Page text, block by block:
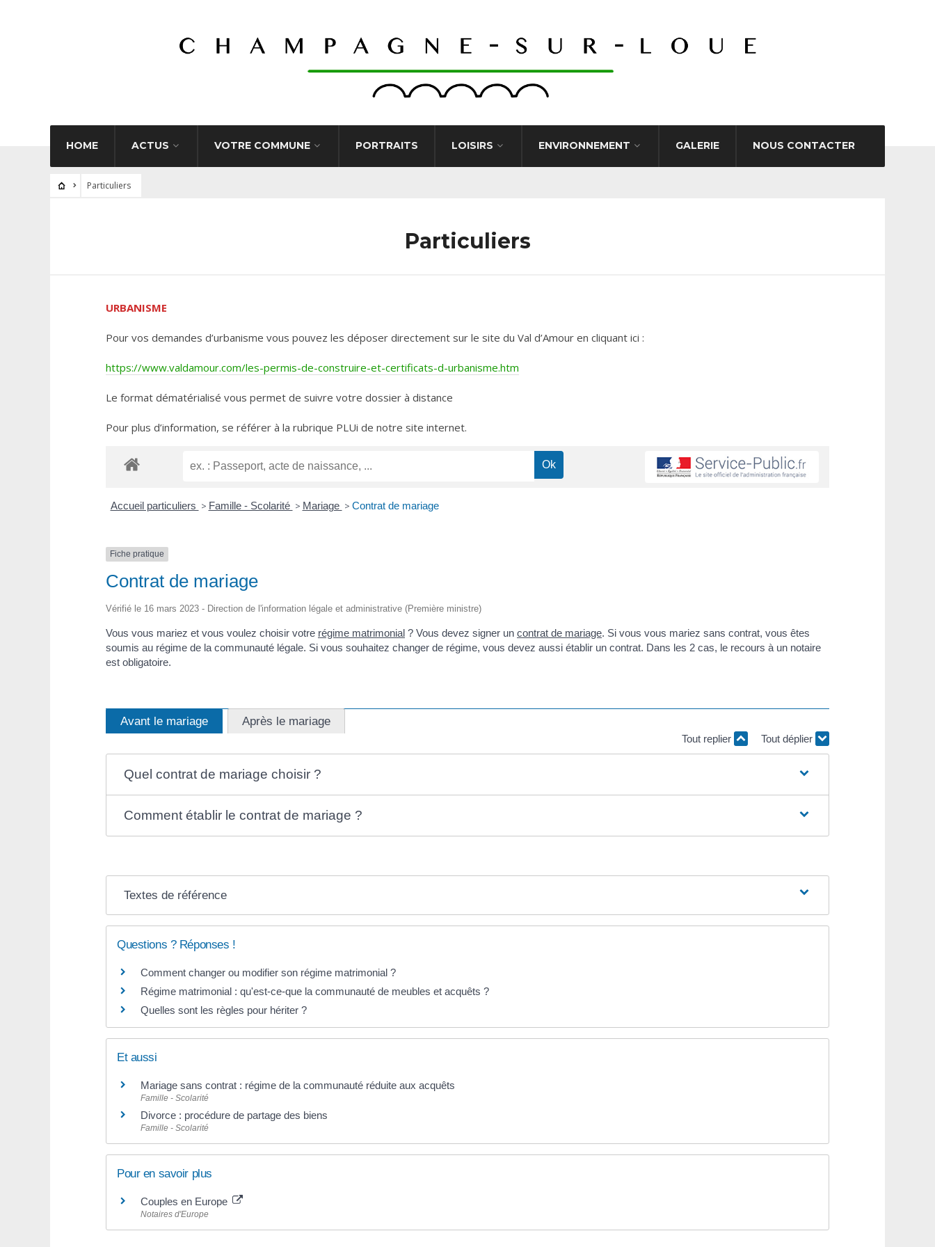
HOME ACTUS VOTRE COMMUNE PORTRAITS LOISIRS ENVIRONNEMENT GALERIE NOUS CONTACTER
Particuliers
Particuliers
URBANISME
Pour vos demandes d’urbanisme vous pouvez les déposer directement sur le site du Val d’Amour en cliquant ici :
https://www.valdamour.com/les-permis-de-construire-et-certificats-d-urbanisme.htm
Le format dématérialisé vous permet de suivre votre dossier à distance
Pour plus d’information, se référer à la rubrique PLUi de notre site internet.
Accueil particuliers > Famille - Scolarité > Mariage > Contrat de mariage
Fiche pratique
Contrat de mariage
Vérifié le 16 mars 2023 - Direction de l'information légale et administrative (Première ministre)
Vous vous mariez et vous voulez choisir votre régime matrimonial ? Vous devez signer un contrat de mariage. Si vous vous mariez sans contrat, vous êtes
soumis au régime de la communauté légale. Si vous souhaitez changer de régime, vous devez aussi établir un contrat. Dans les 2 cas, le recours à un notaire
est obligatoire.
Avant le mariage Après le mariage
Tout replier Tout déplier
Quel contrat de mariage choisir ?
Comment établir le contrat de mariage ?
Textes de référence
Questions ? Réponses !
Comment changer ou modifier son régime matrimonial ?
Régime matrimonial : qu'est-ce-que la communauté de meubles et acquêts ?
Quelles sont les règles pour hériter ?
Et aussi
Mariage sans contrat : régime de la communauté réduite aux acquêts
Famille - Scolarité
Divorce : procédure de partage des biens
Famille - Scolarité
Pour en savoir plus
Couples en Europe
Notaires d'Europe